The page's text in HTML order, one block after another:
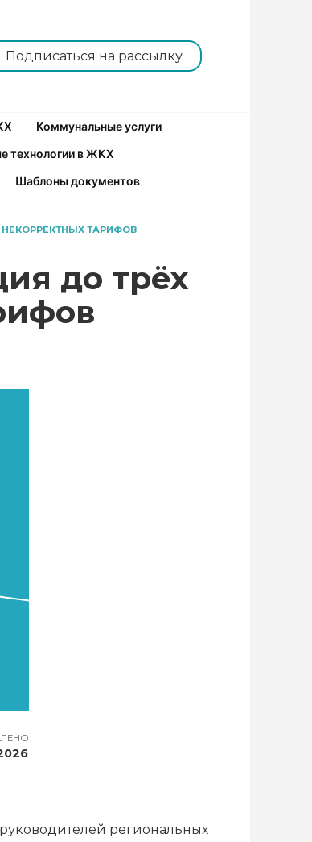
Подписаться на рассылку
Коммунальные услуги
технологии в ЖКХ
Шаблоны документов
ТАРИФОВ
до трёх
региональных